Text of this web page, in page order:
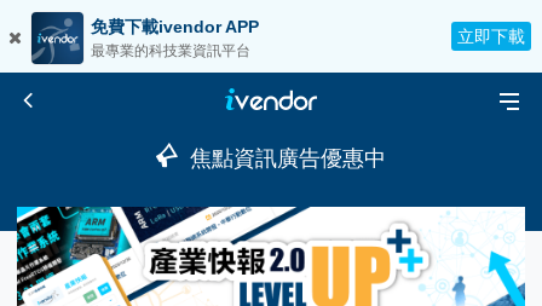
免費下載ivendor APP
最專業的科技業資訊平台
立即下載
焦點資訊廣告優惠中